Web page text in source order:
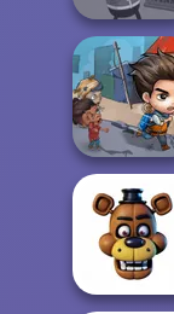
Poptropica
Last Day On
Survival